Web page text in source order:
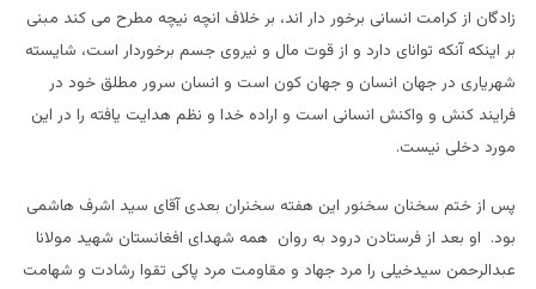
زادگان از کرامت انسانی برخور دار اند، بر خلاف انچه نیچه مطرح می کند مبنی
بر اینکه آنکه توانای دارد و از قوت مال و نیروی جسم برخوردار است، شایسته
شهریاری در جهان انسان و جهان کون است و انسان سرور مطلق خود در
فرایند کنش و واکنش انسانی است و اراده خدا و نظم هدایت یافته را در این
مورد دخلی نیست.
پس از ختم سخنان سخنور این هفته سخنران بعدی آقای سید اشرف هاشمی
بود. او بعد از فرستادن درود به روان همه شهدای افغانستان شهید مولانا
عبدالرحمن سیدخیلی را مرد جهاد و مقاومت مرد پاکی تقوا رشادت و شهامت